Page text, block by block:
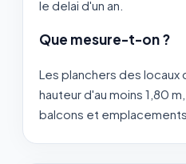
le delai d'un an.
Que mesure-t-on ?
Les planchers des
hauteur d'au moins 1,80
balcons et